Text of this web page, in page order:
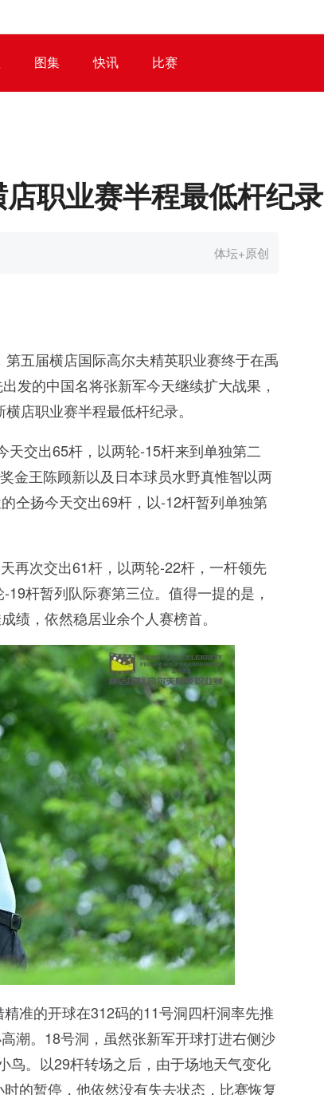
图集 快讯 比赛
职业赛半程最低杆纪录
体坛+原创
五届横店国际高尔夫精英职业赛终于在禹
发的中国名将张新军今天继续扩大战果，
店职业赛半程最低杆纪录。
交出65杆，以两轮-15杆来到单独第二
金王陈顾新以及日本球员水野真惟智以两
仝扬今天交出69杆，以-12杆暂列单独第
再次交出61杆，以两轮-22杆，一杆领先
杆暂列队际赛第三位。值得一提的是，
绩，依然稳居业余个人赛榜首。
准的开球在312码的11号洞四杆洞率先推
潮。18号洞，虽然张新军开球打进右侧沙
鸟。以29杆转场之后，由于场地天气变化
的暂停，他依然没有失去状态，比赛恢复